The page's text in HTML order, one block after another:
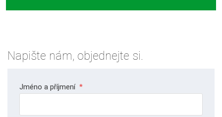
Napište nám, objednejte si.
Jméno a příjmení *